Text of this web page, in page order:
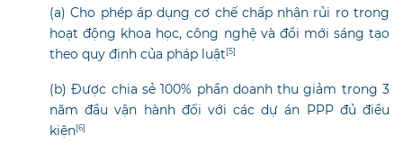
(a) Cho phép áp dụng cơ chế chấp nhận rủi ro trong
hoạt động khoa học, công nghệ và đổi mới sáng tạo
theo quy định của pháp luật[5]
(b) Được chia sẻ 100% phần doanh thu giảm trong 3
năm đầu vận hành đối với các dự án PPP đủ điều
kiện[6]